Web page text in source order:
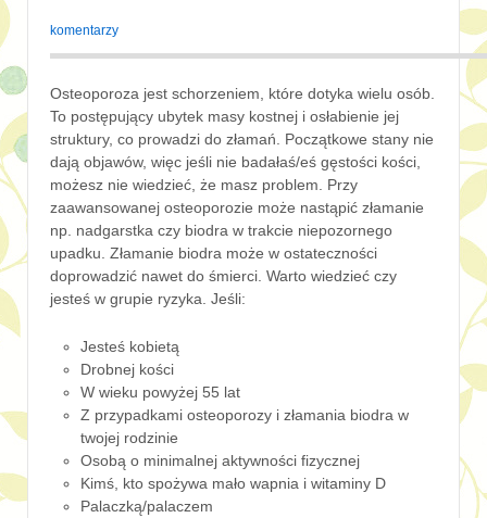
komentarzy
Osteoporoza jest schorzeniem, które dotyka wielu osób.
To postępujący ubytek masy kostnej i osłabienie jej
struktury, co prowadzi do złamań. Początkowe stany nie
dają objawów, więc jeśli nie badałaś/eś gęstości kości,
możesz nie wiedzieć, że masz problem. Przy
zaawansowanej osteoporozie może nastąpić złamanie
np. nadgarstka czy biodra w trakcie niepozornego
upadku. Złamanie biodra może w ostateczności
doprowadzić nawet do śmierci. Warto wiedzieć czy
jesteś w grupie ryzyka. Jeśli:
Jesteś kobietą
Drobnej kości
W wieku powyżej 55 lat
Z przypadkami osteoporozy i złamania biodra w
twojej rodzinie
Osobą o minimalnej aktywności fizycznej
Kimś, kto spożywa mało wapnia i witaminy D
Palaczką/palaczem